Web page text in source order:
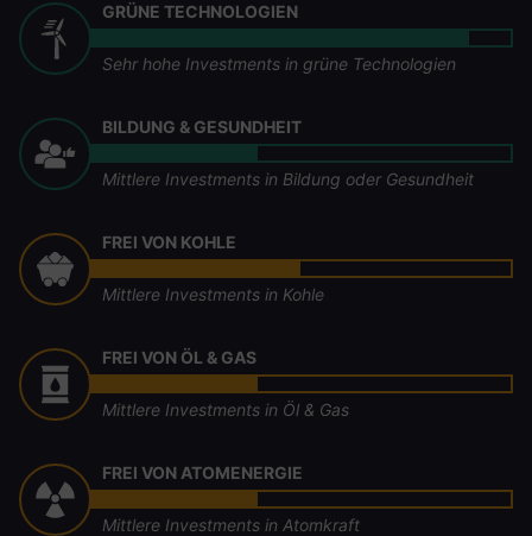
GRÜNE TECHNOLOGIEN
Sehr hohe Investments in grüne Technologien
BILDUNG & GESUNDHEIT
Mittlere Investments in Bildung oder Gesundheit
FREI VON KOHLE
Mittlere Investments in Kohle
FREI VON ÖL & GAS
Mittlere Investments in Öl & Gas
FREI VON ATOMENERGIE
Mittlere Investments in Atomkraft